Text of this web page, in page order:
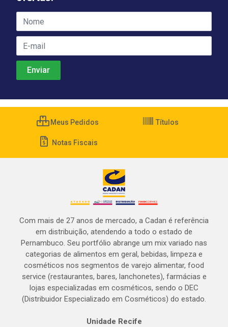
Meus Pedidos Títulos
Notas Fiscais
Com mais de 27 anos de mercado, a Cadan é referência
em distribuição, atendendo a todo o estado de
Pernambuco. Seu portfólio abrange um mix variado nas
categorias de alimentos em geral, bebidas, limpeza e
cosméticos nos segmentos de varejo alimentar, food
service (restaurantes, bares, lanchonetes), farmácias e
lojas especializadas em cosméticos, sendo o DEC
(Distribuidor Especializado em Cosméticos) do estado.
Unidade Recife